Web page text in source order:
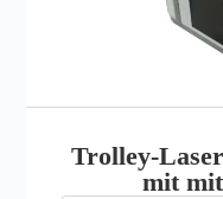
Trolley-
mit